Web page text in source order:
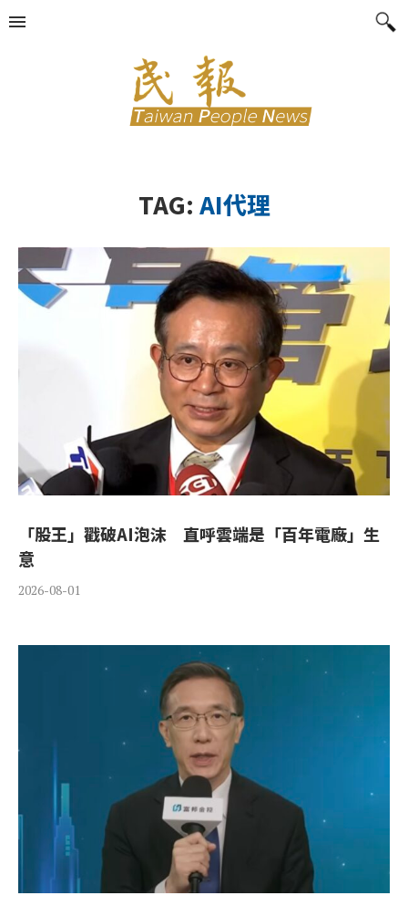
TAG: AI代理
「股王」戳破AI泡沫 直呼雲端是「百年電廠」生
意
2026-08-01